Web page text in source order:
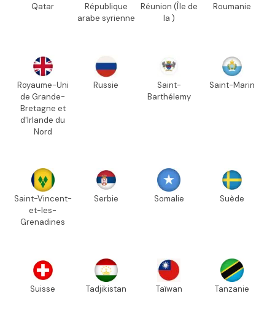
Qatar
République
arabe syrienne
Réunion (Île de
la )
Roumanie
Royaume-Uni
de Grande-
Bretagne et
d'Irlande du
Nord
Russie
Saint-
Barthélemy
Saint-Marin
Saint-Vincent-
et-les-
Grenadines
Serbie Somalie Suède
Suisse Tadjikistan Taïwan Tanzanie